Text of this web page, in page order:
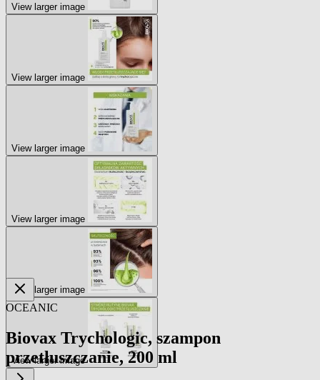
View larger image
View larger image
View larger image
View larger image
View larger image
View larger image
OCEANIC
Biovax Trychologic, szampon
przetłuszczanie, 200 ml